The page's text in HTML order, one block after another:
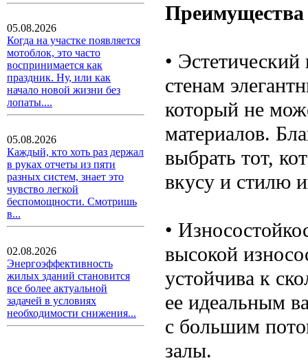
05.08.2026
Когда на участке появляется
мотоблок, это часто
воспринимается как
праздник. Ну, или как
начало новой жизни без
лопаты....
05.08.2026
Каждый, кто хоть раз держал
в руках отчеты из пяти
разных систем, знает это
чувство легкой
беспомощности. Смотришь
в...
02.08.2026
Энергоэффективность
жилых зданий становится
все более актуальной
задачей в условиях
необходимости снижения...
Преимущества
•
стенам
который не
материалов.
выбрать тот,
вкусу и стилю
•
высокой
устойчива к
ее идеальным
с большим
залы.